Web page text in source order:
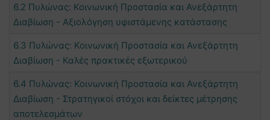
6.2 Πυλώνας: Κοινωνική Προστασία και Ανεξάρτητη
Διαβίωση - Αξιολόγηση υφιστάμενης κατάστασης
6.3 Πυλώνας: Κοινωνική Προστασία και Ανεξάρτητη
Διαβίωση - Καλές πρακτικές εξωτερικού
6.4 Πυλώνας: Κοινωνική Προστασία και Ανεξάρτητη
Διαβίωση - Στρατηγικοί στόχοι και δείκτες μέτρησης
αποτελεσμάτων